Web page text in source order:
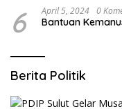
6 April 5, 2024 0
Bantuan
Berita Politik